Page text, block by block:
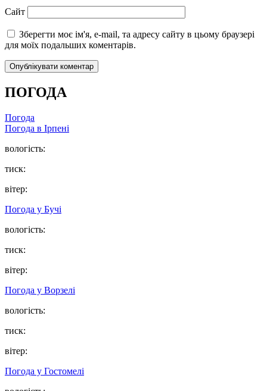
Сайт
Зберегти моє ім'я, e-mail, та адресу сайту в цьому браузері
для моїх подальших коментарів.
ПОГОДА
Погода
Погода в Ірпені
вологість:
тиск:
вітер:
Погода у Бучі
вологість:
тиск:
вітер:
Погода у Ворзелі
вологість:
тиск:
вітер:
Погода у Гостомелі